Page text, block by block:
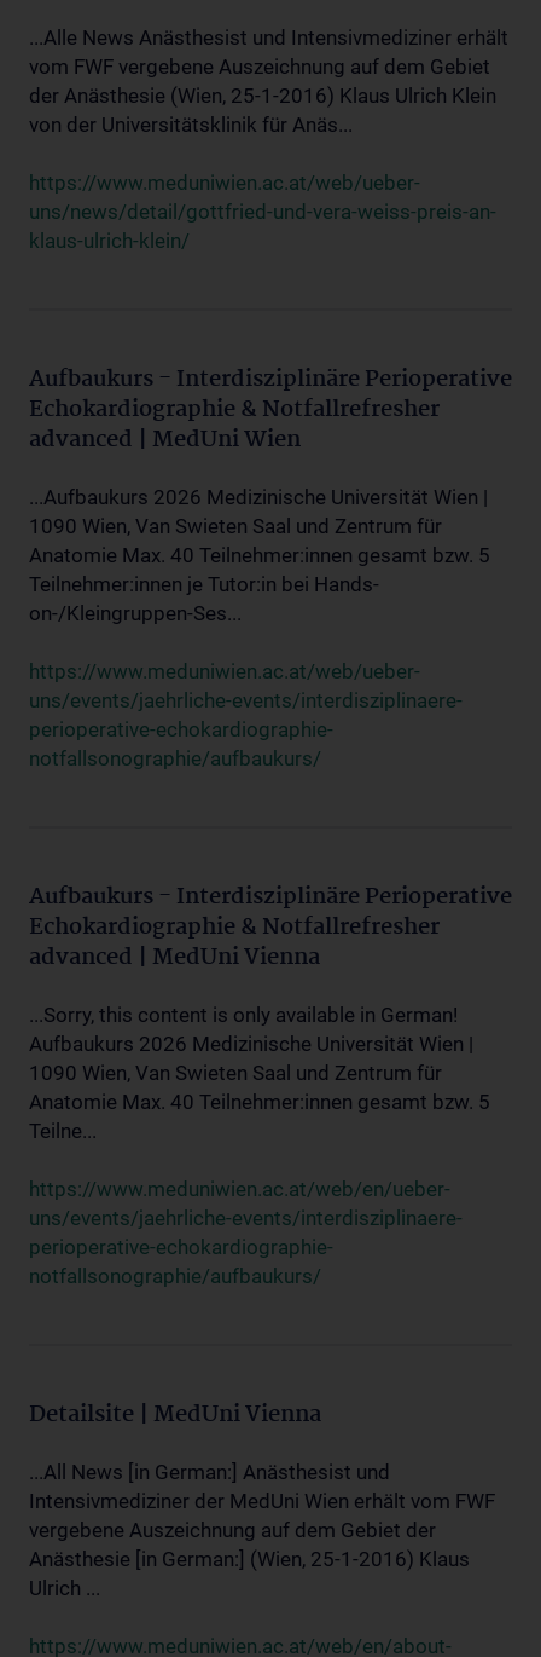
...Alle News Anästhesist und Intensivmediziner erhält
vom FWF vergebene Auszeichnung auf dem Gebiet
der Anästhesie (Wien, 25-1-2016) Klaus Ulrich Klein
von der Universitätsklinik für Anäs...
https://www.meduniwien.ac.at/web/ueber-
uns/news/detail/gottfried-und-vera-weiss-preis-an-
klaus-ulrich-klein/
Aufbaukurs - Interdisziplinäre Perioperative
Echokardiographie & Notfallrefresher
advanced | MedUni Wien
...Aufbaukurs 2026 Medizinische Universität Wien |
1090 Wien, Van Swieten Saal und Zentrum für
Anatomie Max. 40 Teilnehmer:innen gesamt bzw. 5
Teilnehmer:innen je Tutor:in bei Hands-
on-/Kleingruppen-Ses...
https://www.meduniwien.ac.at/web/ueber-
uns/events/jaehrliche-events/interdisziplinaere-
perioperative-echokardiographie-
notfallsonographie/aufbaukurs/
Aufbaukurs - Interdisziplinäre Perioperative
Echokardiographie & Notfallrefresher
advanced | MedUni Vienna
...Sorry, this content is only available in German!
Aufbaukurs 2026 Medizinische Universität Wien |
1090 Wien, Van Swieten Saal und Zentrum für
Anatomie Max. 40 Teilnehmer:innen gesamt bzw. 5
Teilne...
https://www.meduniwien.ac.at/web/en/ueber-
uns/events/jaehrliche-events/interdisziplinaere-
perioperative-echokardiographie-
notfallsonographie/aufbaukurs/
Detailsite | MedUni Vienna
...All News [in German:] Anästhesist und
Intensivmediziner der MedUni Wien erhält vom FWF
vergebene Auszeichnung auf dem Gebiet der
Anästhesie [in German:] (Wien, 25-1-2016) Klaus
Ulrich ...
https://www.meduniwien.ac.at/web/en/about-